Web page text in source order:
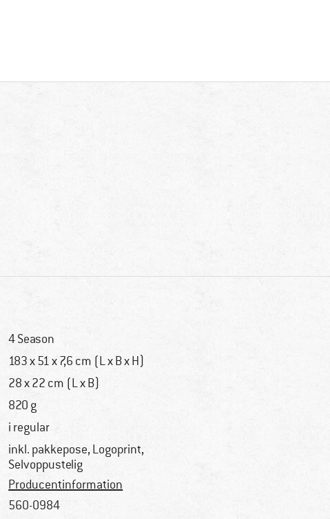
4 Season
183 x 51 x 7,6 cm (L x B x H)
28 x 22 cm (L x B)
820 g
i regular
inkl. pakkepose, Logoprint,
Selvoppustelig
Producentinformation
560-0984